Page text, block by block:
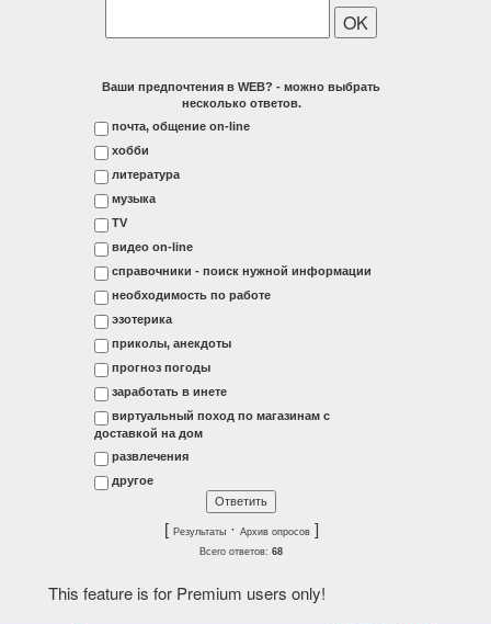
Ваши предпочтения в WEB? - можно выбрать
несколько ответов.
почта, общение on-line
хобби
литература
музыка
ТV
видео on-line
справочники - поиск нужной информации
необходимость по работе
эзотерика
приколы, анекдоты
прогноз погоды
заработать в инете
виртуальный поход по магазинам с
доставкой на дом
развлечения
другое
[ Результаты· Архив опросов]
Всего ответов: 68
This feature is for Premium users only!